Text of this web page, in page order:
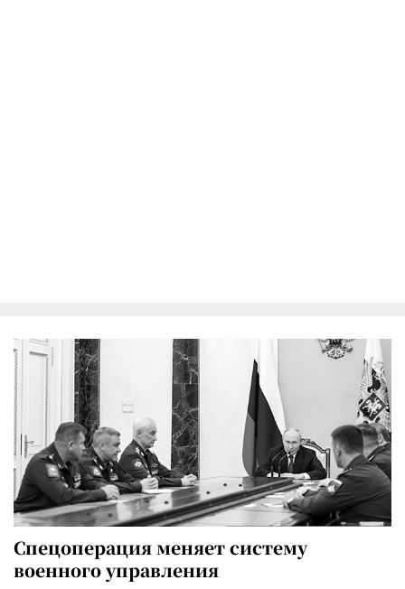
Спецоперация меняет систему
военного управления